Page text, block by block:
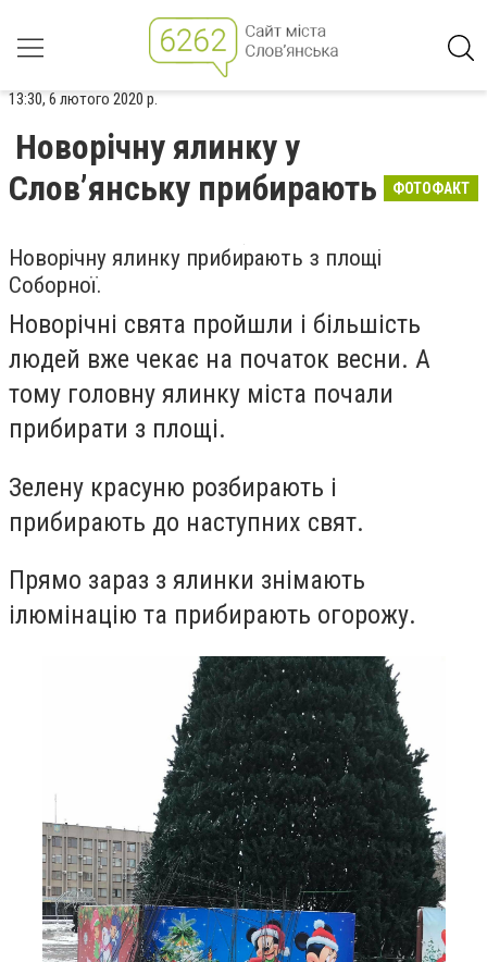
13:30, 6 лютого 2020 р.
Новорічну ялинку у
Слов’янську прибирають
ФОТОФАКТ
Новорічну ялинку прибирають з площі
Соборної.
Новорічні свята пройшли і більшість
людей вже чекає на початок весни. А
тому головну ялинку міста почали
прибирати з площі.
Зелену красуню розбирають і
прибирають до наступних свят.
Прямо зараз з ялинки знімають
ілюмінацію та прибирають огорожу.